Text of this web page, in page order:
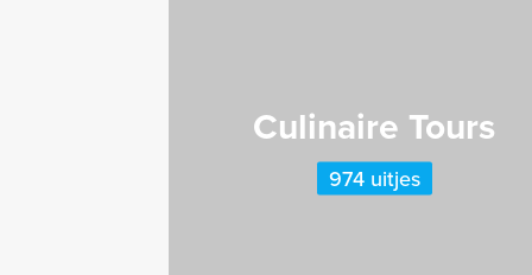
Culinaire Tours
974 uitjes